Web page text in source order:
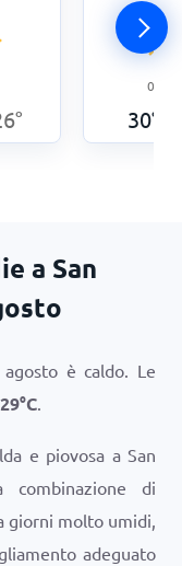
°
0
30°
a San
è caldo. Le
29°C.
e piovosa a San
di
giorni molto umidi,
adeguato